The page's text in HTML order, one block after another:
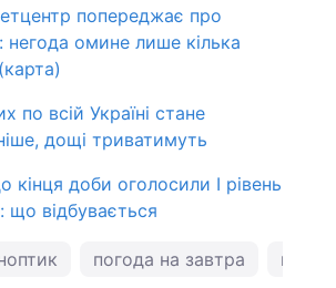
попереджає про
негода омине лише кілька
по всій Україні стане
дощі триватимуть
кінця доби оголосили І рівень
що відбувається
погода на завтра